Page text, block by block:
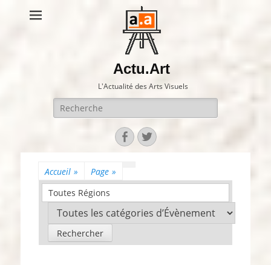
Actu.Art
L'Actualité des Arts Visuels
Recherche
pour:
Facebook
Twitter
Accueil » Page »
Toutes Régions